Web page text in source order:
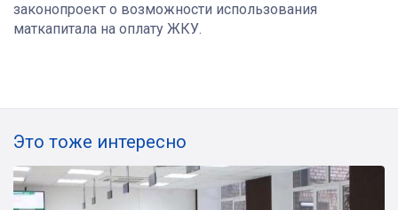
законопроект о возможности использования
маткапитала на оплату ЖКУ.
Это тоже интересно